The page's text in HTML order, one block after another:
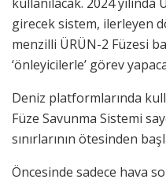
girecek sistem, ilerleyen
menzilli ÜRÜN-2 Füzesi
‘önleyicilerle’ görev
Deniz platformlarında
Füze Savunma Sistemi
sınırlarının ötesinden
Öncesinde sadece hava